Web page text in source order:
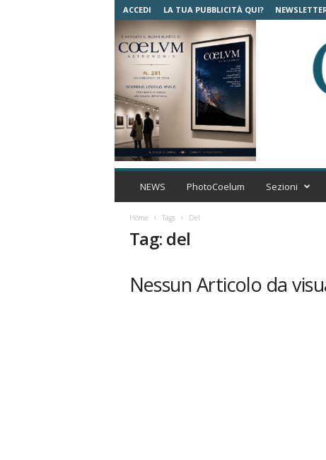
ACCEDI LA TUA PUBBLICITÀ QUI?
C
t
NEWS PhotoCoelum Sezioni
Home Tags Del
Tag: del
Nessun Articolo da